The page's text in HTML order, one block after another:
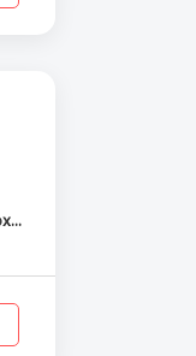
Германия (Оберхаузен)